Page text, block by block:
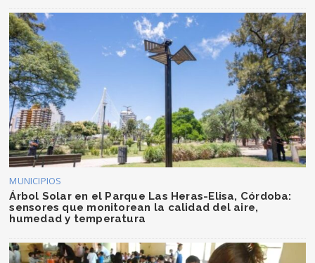
MUNICIPIOS
Árbol Solar en el Parque Las Heras-Elisa, Córdoba:
sensores que monitorean la calidad del aire,
humedad y temperatura